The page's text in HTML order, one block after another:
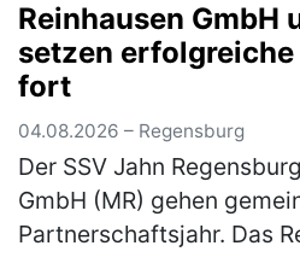
das hochkarätig
Reinhausen GmbH
setzen
fort
04.08.2026 – Regensburg
Der SSV Jahn
GmbH (MR) gehen
Partnerschaftsjahr. Das